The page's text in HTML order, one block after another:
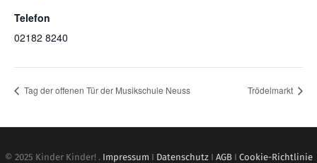
Telefon
02182 8240
Tag der offenen Tür der Musikschule Neuss Trödelmarkt
© 2025 Kinder Kinder! . Impressum I DatenschutzI AGBI Cookie-Richtlinie